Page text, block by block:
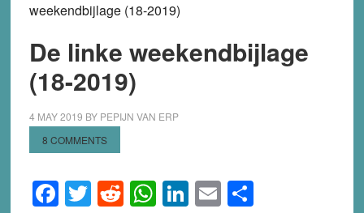
weekendbijlage (18-2019)
De linke weekendbijlage
(18-2019)
4 MAY 2019 BY PEPIJN VAN ERP
8 COMMENTS
Facebook
Twitter
Reddit
WhatsApp
LinkedIn
EmailShare